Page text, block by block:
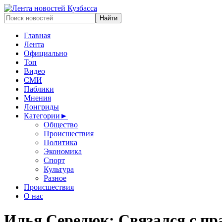
Главная
Лента
Официально
Топ
Видео
СМИ
Паблики
Мнения
Лонгриды
Категории ►
Общество
Происшествия
Политика
Экономика
Спорт
Культура
Разное
Происшествия
О нас